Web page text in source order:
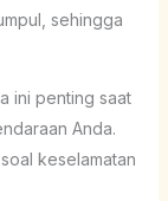
sehingga
ini penting saat
Anda.
keselamatan